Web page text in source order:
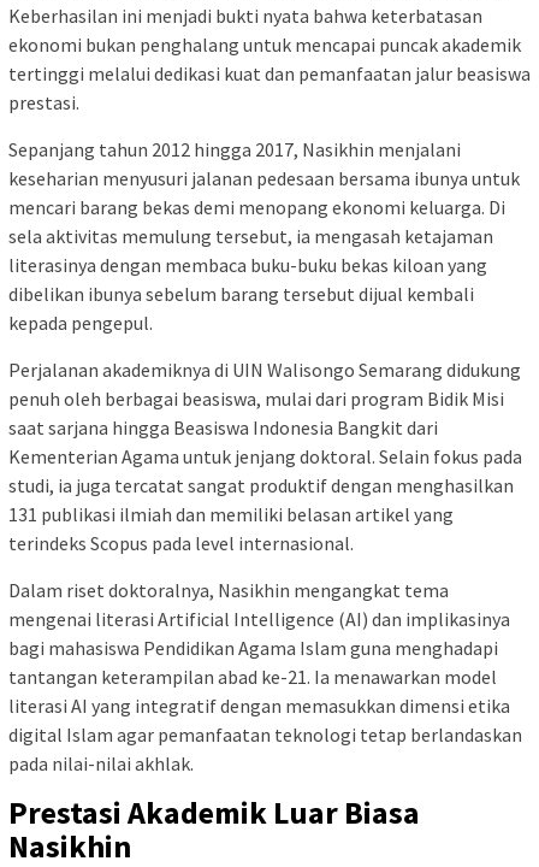
Keberhasilan ini menjadi bukti nyata bahwa keterbatasan
ekonomi bukan penghalang untuk mencapai puncak akademik
tertinggi melalui dedikasi kuat dan pemanfaatan jalur beasiswa
prestasi.
Sepanjang tahun 2012 hingga 2017, Nasikhin menjalani
keseharian menyusuri jalanan pedesaan bersama ibunya untuk
mencari barang bekas demi menopang ekonomi keluarga. Di
sela aktivitas memulung tersebut, ia mengasah ketajaman
literasinya dengan membaca buku-buku bekas kiloan yang
dibelikan ibunya sebelum barang tersebut dijual kembali
kepada pengepul.
Perjalanan akademiknya di UIN Walisongo Semarang didukung
penuh oleh berbagai beasiswa, mulai dari program Bidik Misi
saat sarjana hingga Beasiswa Indonesia Bangkit dari
Kementerian Agama untuk jenjang doktoral. Selain fokus pada
studi, ia juga tercatat sangat produktif dengan menghasilkan
131 publikasi ilmiah dan memiliki belasan artikel yang
terindeks Scopus pada level internasional.
Dalam riset doktoralnya, Nasikhin mengangkat tema
mengenai literasi Artificial Intelligence (AI) dan implikasinya
bagi mahasiswa Pendidikan Agama Islam guna menghadapi
tantangan keterampilan abad ke-21. Ia menawarkan model
literasi AI yang integratif dengan memasukkan dimensi etika
digital Islam agar pemanfaatan teknologi tetap berlandaskan
pada nilai-nilai akhlak.
Prestasi Akademik Luar Biasa
Nasikhin